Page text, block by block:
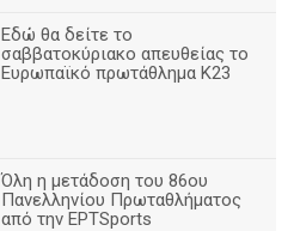
Εδώ θα δείτε το
σαββατοκύριακο απευθείας το
Ευρωπαϊκό πρωτάθλημα Κ23
Όλη η μετάδοση του 86ου
Πανελληνίου Πρωταθλήματος
από την ΕΡΤSports